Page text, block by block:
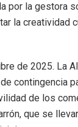
por la gestora
la creatividad
de 2025. La
contingencia
de los
que se